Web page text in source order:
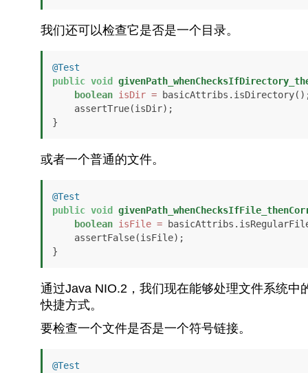
我们还可以检查它是否是一个目录。
@Test
public void
boolean isDir =
}
或者一个普通的文件。
@Test
public void
boolean isFile =
}
通过Java NIO.2，我们现在能够处理文件系统
快捷方式。
要检查一个文件是否是一个符号链接。
@Test